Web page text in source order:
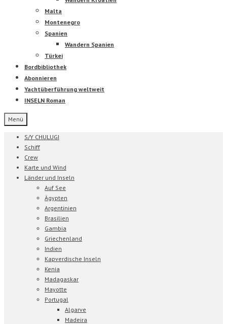
Malta
Montenegro
Spanien
Wandern Spanien
Türkei
Bordbibliothek
Abonnieren
Yachtüberführung weltweit
INSELN Roman
Menü
S/Y CHULUGI
Schiff
Crew
Karte und Wind
Länder und Inseln
Auf See
Ägypten
Argentinien
Brasilien
Gambia
Griechenland
Indien
Kapverdische Inseln
Kenia
Madagaskar
Mayotte
Portugal
Algarve
Madeira